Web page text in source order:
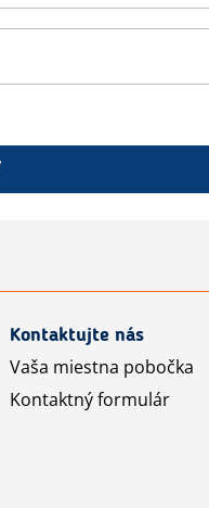
Kontaktujte nás
Vaša miestna pobočka
Kontaktný formulár